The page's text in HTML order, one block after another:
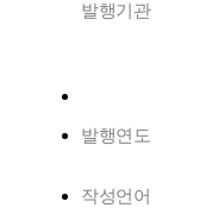
발행기관
발행연도
작성언어